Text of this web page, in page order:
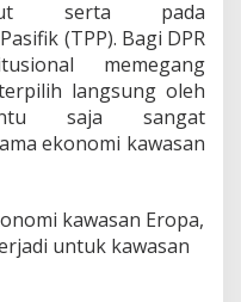
serta pada
(TPP). Bagi DPR
memegang
langsung oleh
saja sangat
ekonomi kawasan
kawasan Eropa,
untuk kawasan